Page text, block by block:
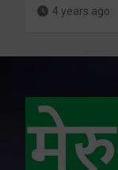
4 years ago